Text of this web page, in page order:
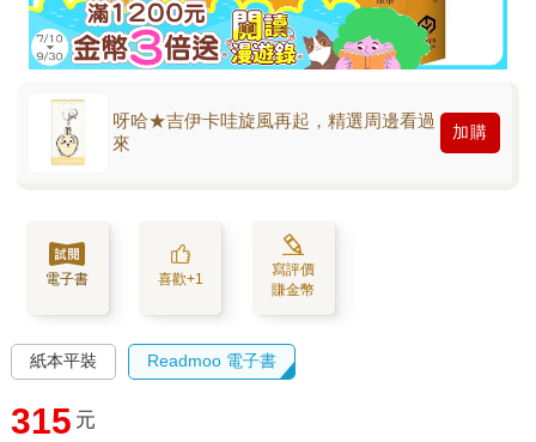
呀哈★吉伊卡哇旋風再起，精選周邊看過
來
加購
電子書 喜歡+1
寫評價
賺金幣
紙本平裝 Readmoo 電子書
315 元